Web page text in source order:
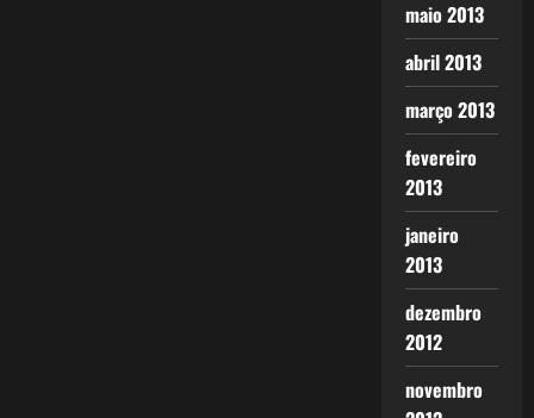
maio 2013
abril 2013
março 2013
fevereiro
2013
janeiro
2013
dezembro
2012
novembro